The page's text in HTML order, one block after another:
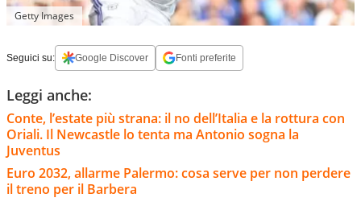
Getty Images
Seguici su: Google Discover Fonti preferite
Leggi anche:
Conte, l’estate più strana: il no dell’Italia e la rottura con
Oriali. Il Newcastle lo tenta ma Antonio sogna la
Juventus
Euro 2032, allarme Palermo: cosa serve per non perdere
il treno per il Barbera